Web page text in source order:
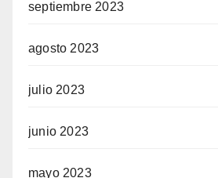
septiembre 2023
agosto 2023
julio 2023
junio 2023
mayo 2023